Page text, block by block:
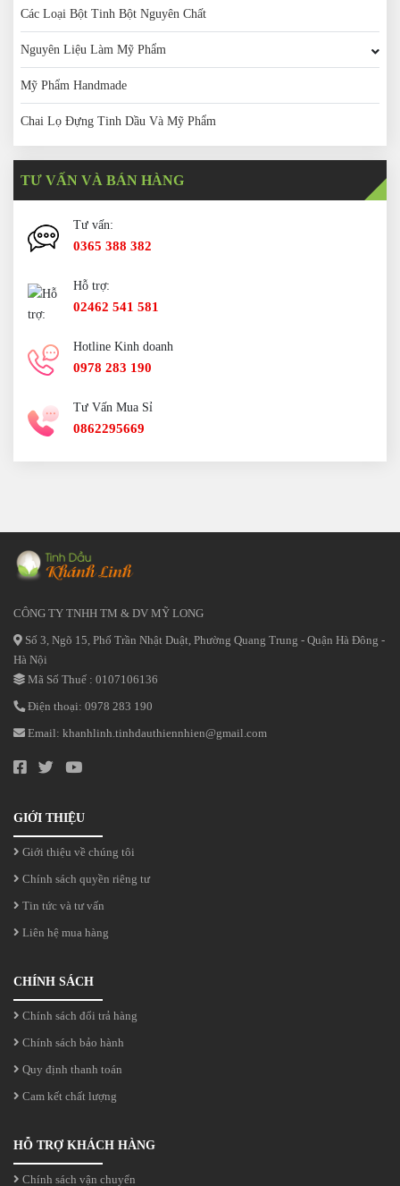
Các Loại Bột Tinh Bột Nguyên Chất
Nguyên Liệu Làm Mỹ Phẩm
Mỹ Phẩm Handmade
Chai Lọ Đựng Tinh Dầu Và Mỹ Phẩm
TƯ VẤN VÀ BÁN HÀNG
Tư vấn:
0365 388 382
Hỗ trợ:
02462 541 581
Hotline Kinh doanh
0978 283 190
Tư Vấn Mua Sỉ
0862295669
CÔNG TY TNHH TM & DV MỸ LONG
Số 3, Ngõ 15, Phố Trần Nhật Duật, Phường Quang Trung - Quận Hà Đông -
Hà Nội
Mã Số Thuế : 0107106136
Điện thoại: 0978 283 190
Email: khanhlinh.tinhdauthiennhien@gmail.com
GIỚI THIỆU
Giới thiệu về chúng tôi
Chính sách quyền riêng tư
Tin tức và tư vấn
Liên hệ mua hàng
CHÍNH SÁCH
Chính sách đổi trả hàng
Chính sách bảo hành
Quy định thanh toán
Cam kết chất lượng
HỖ TRỢ KHÁCH HÀNG
Chính sách vận chuyển